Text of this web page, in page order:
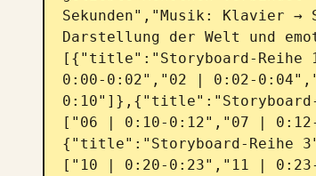
Sekunden","Musik: Klavier
Darstellung der Welt und
[{"title":"Storyboard-Reihe
0:00-0:02","02 | 0:02-
["06 | 0:10-0:12","07 |
{"title":"Storyboard-Reihe
["10 | 0:20-0:23","11 |